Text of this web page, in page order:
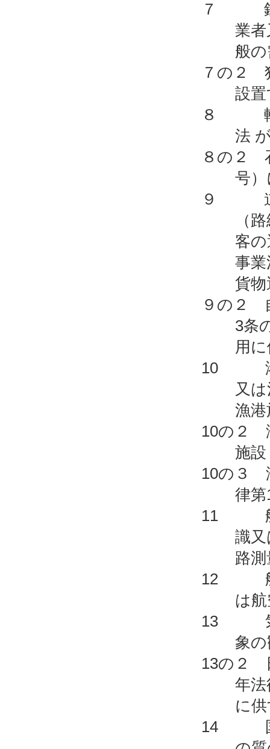
７ 鉄道
業
般
７の２
設
８ 軌道
法
８の２
号
９ 道路
（
客
事
貨
９の２
3条
用
10 港湾
又
漁港
10の２
施設
10の３
律
11 航路
識
路
12 航空
は
13 気象
象
13の２
年
に
14 国が